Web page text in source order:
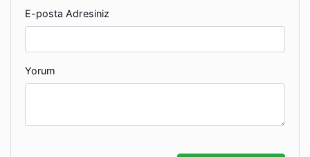
E-posta Adresiniz
Yorum